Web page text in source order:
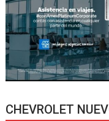
CHEVROLET